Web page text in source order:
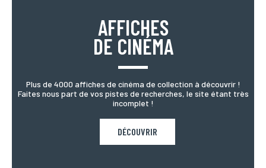
AFFICHES
DE CINÉMA
Plus de 4000 affiches de cinéma de collection à découvrir !
Faites nous part de vos pistes de recherches, le site étant très
incomplet !
DÉCOUVRIR